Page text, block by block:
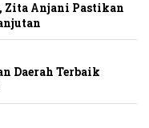
Zita Anjani Pastikan
Daerah Terbaik